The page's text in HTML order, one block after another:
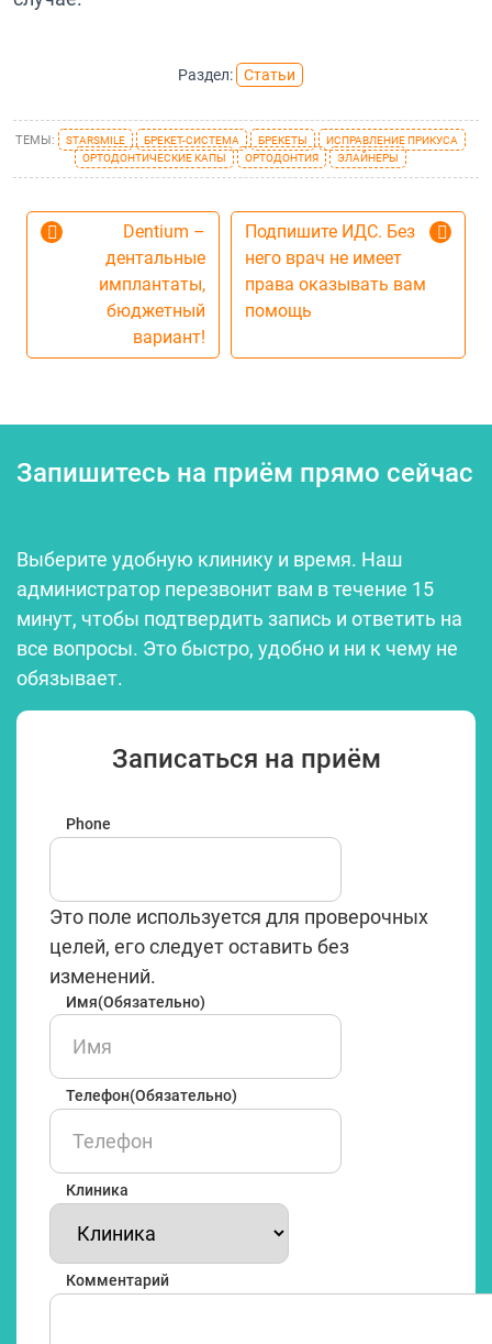
Раздел: Статьи
ТЕМЫ: STARSMILE БРЕКЕТ-СИСТЕМА БРЕКЕТЫ
ИСПРАВЛЕНИЕ ПРИКУСА
ОРТОДОНТИЧЕСКИЕ КАПЫ
ОРТОДОНТИЯ ЭЛАЙНЕРЫ
Навигация по записям
Dentium –
дентальные
имплантаты,
бюджетный
вариант!
Подпишите ИДС. Без
него врач не имеет
права оказывать вам
помощь
Запишитесь на приём прямо сейчас
Выберите удобную клинику и время. Наш
администратор перезвонит вам в течение 15
минут, чтобы подтвердить запись и ответить на
все вопросы. Это быстро, удобно и ни к чему не
обязывает.
Записаться на приём
Phone
Это поле используется для проверочных
целей, его следует оставить без
изменений.
Имя(Обязательно)
Имя
Телефон(Обязательно)
Клиника
Комментарий